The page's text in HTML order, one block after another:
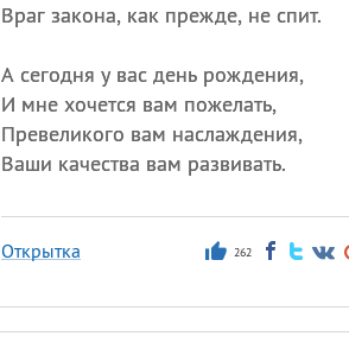
Враг закона, как прежде, не спит.
А сегодня у вас день рождения,
И мне хочется вам пожелать,
Превеликого вам наслаждения,
Ваши качества вам развивать.
Открытка 262